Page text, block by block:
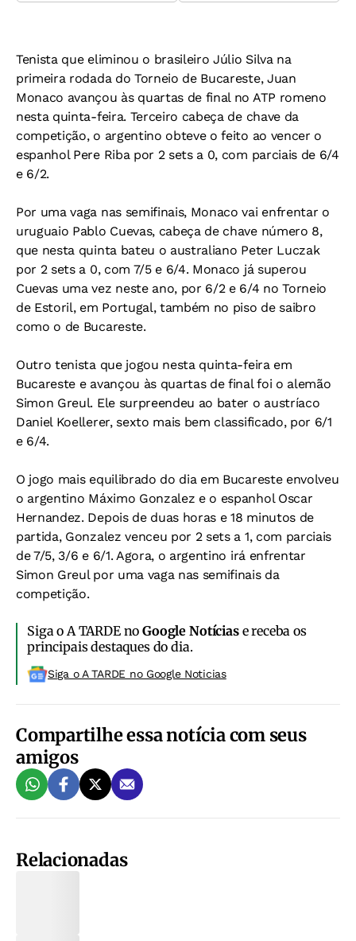
Tenista que eliminou o brasileiro Júlio Silva na
primeira rodada do Torneio de Bucareste, Juan
Monaco avançou às quartas de final no ATP romeno
nesta quinta-feira. Terceiro cabeça de chave da
competição, o argentino obteve o feito ao vencer o
espanhol Pere Riba por 2 sets a 0, com parciais de 6/4
e 6/2.
Por uma vaga nas semifinais, Monaco vai enfrentar o
uruguaio Pablo Cuevas, cabeça de chave número 8,
que nesta quinta bateu o australiano Peter Luczak
por 2 sets a 0, com 7/5 e 6/4. Monaco já superou
Cuevas uma vez neste ano, por 6/2 e 6/4 no Torneio
de Estoril, em Portugal, também no piso de saibro
como o de Bucareste.
Outro tenista que jogou nesta quinta-feira em
Bucareste e avançou às quartas de final foi o alemão
Simon Greul. Ele surpreendeu ao bater o austríaco
Daniel Koellerer, sexto mais bem classificado, por 6/1
e 6/4.
O jogo mais equilibrado do dia em Bucareste envolveu
o argentino Máximo Gonzalez e o espanhol Oscar
Hernandez. Depois de duas horas e 18 minutos de
partida, Gonzalez venceu por 2 sets a 1, com parciais
de 7/5, 3/6 e 6/1. Agora, o argentino irá enfrentar
Simon Greul por uma vaga nas semifinais da
competição.
Siga o A TARDE noGoogle Notíciase receba os
principais destaques do dia.
Siga o A TARDE no Google Noticias
Compartilhe essa notícia com seus
amigos
Relacionadas